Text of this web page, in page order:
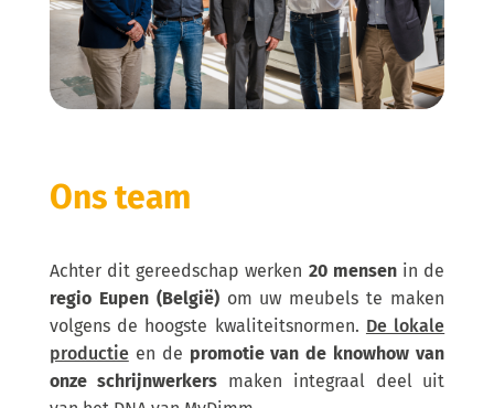
Ons team
Achter dit gereedschap werken 20 mensenin de
regio Eupen (België)om uw meubels te maken
volgens de hoogste kwaliteitsnormen. De lokale
productieen de promotie van de knowhow van
onze schrijnwerkers maken integraal deel uit